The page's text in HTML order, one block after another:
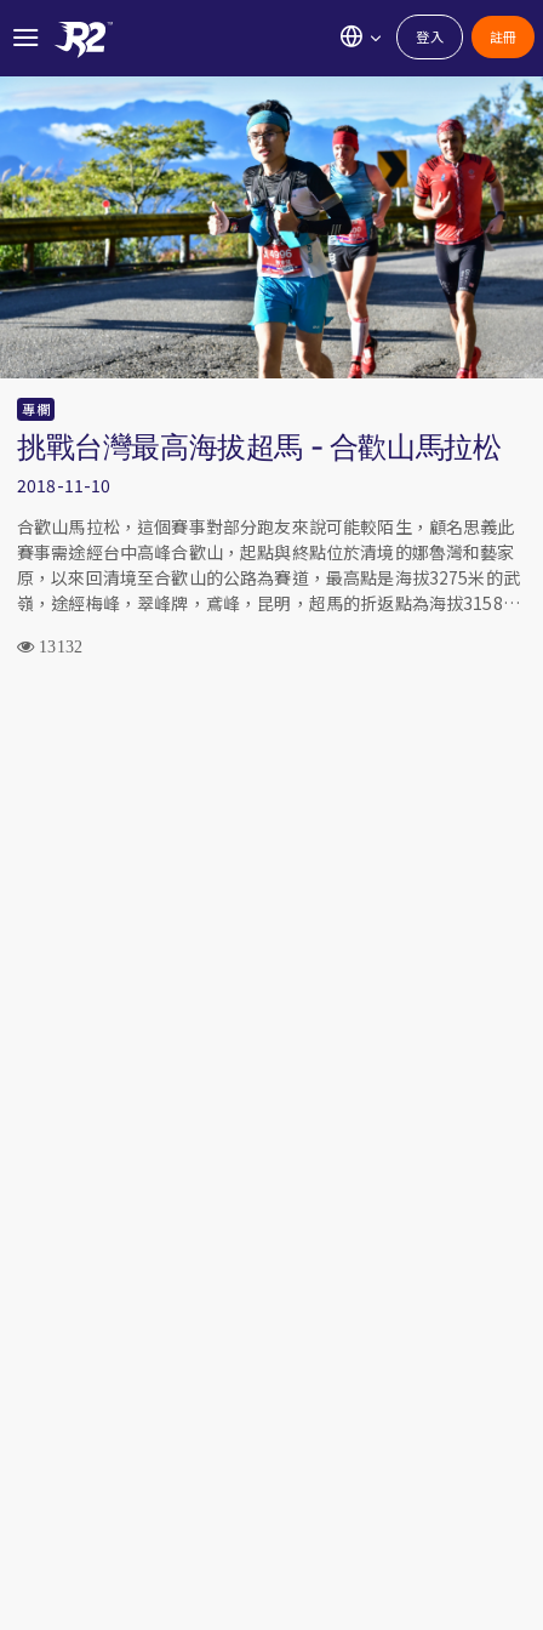
登入 註冊
專欄
挑戰台灣最高海拔超馬 - 合歡山馬拉松
2018-11-10
合歡山馬拉松，這個賽事對部分跑友來說可能較陌生，顧名思義此
賽事需途經台中高峰合歡山，起點與終點位於清境的娜魯灣和藝家
原，以來回清境至合歡山的公路為賽道，最高點是海拔3275米的武
嶺，途經梅峰，翠峰牌，鳶峰，昆明，超馬的折返點為海拔3158米
13132